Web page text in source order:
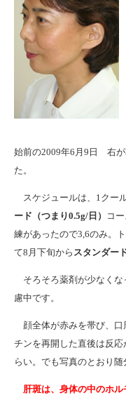
始前の2009年6月9日 右が
た。
スケジュールは、1クー
ード（つまり0.5g/日）
コ
練があったので3,6のみ。
て8月下旬から スタンダー
そろそろ薬剤が少なくな
慮中です。
顔全体が赤みを帯び、口
チンを再開した直後は反応
らい。でも写真のとおり随
肝斑は、身体の中のホ